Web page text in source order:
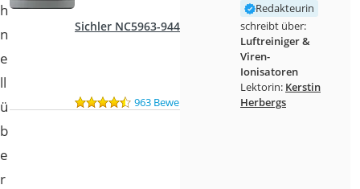
h
n
e
ll
ü
b
e
r
Sichler NC5963-944
963 Bewertungen
Redakteurin
schreibt über:
Luftreiniger &
Viren-
Ionisatoren
Lektorin: Kerstin
Herbergs